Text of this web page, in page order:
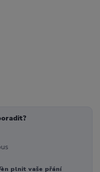
plnit vaše přání